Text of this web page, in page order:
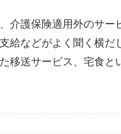
介護保険適用外のサ
給などがよく聞く横
移送サービス、宅食と